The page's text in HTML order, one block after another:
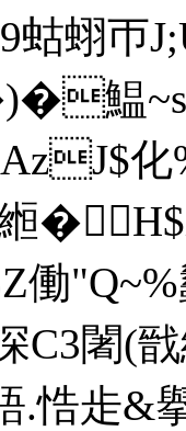
蛡帀
鰛
働
C3闍(
.悎歨